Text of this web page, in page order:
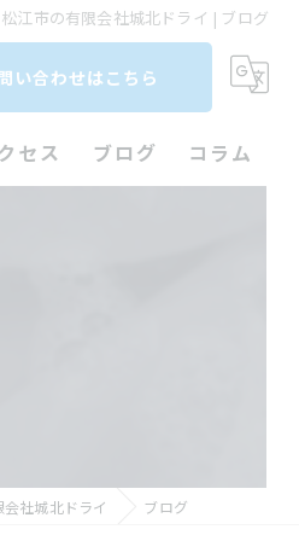
江市の有限会社城北ドライ | ブログ
い合わせはこちら
セス ブログ コラム
社城北ドライ ブログ